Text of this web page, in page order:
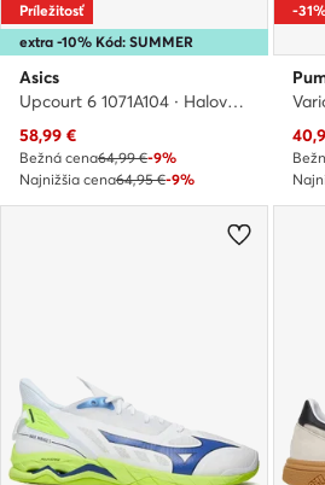
extra -10% Kód: SUMMER
Príležitosť
Asics
Upcourt 6 1071A104 · Halové topánky
Aktuálna cena
58,99 €
Bežná cena64,99 €-9%
Najnižšia cena64,95 €-9%
-